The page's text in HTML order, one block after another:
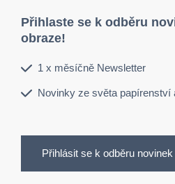
Přihlaste se k odběru
obraze!
1 x měsíčně Newsletter
Novinky ze světa papírenství
Přihlásit se k odběru novinek